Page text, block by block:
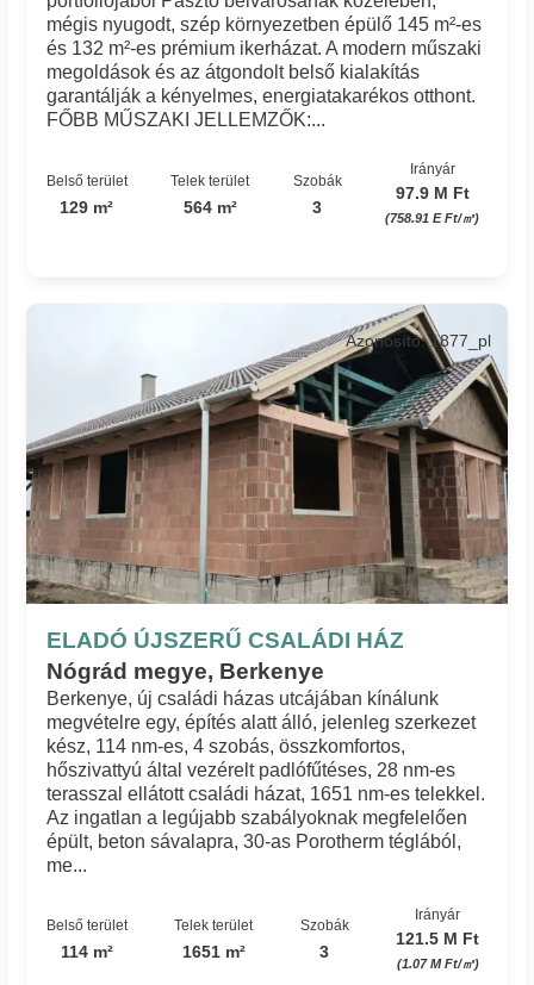
mégis nyugodt, szép környezetben épülő 145 m²-es
és 132 m²-es prémium ikerházat. A modern műszaki
megoldások és az átgondolt belső kialakítás
garantálják a kényelmes, energiatakarékos otthont.
FŐBB MŰSZAKI JELLEMZŐK:...
Belső terület
129 m²
Telek terület
564 m²
Szobák
3
Irányár
97.9 M Ft
(758.91 E Ft/㎡)
ELADÓ ÚJSZERŰ CSALÁDI HÁZ
Nógrád megye, Berkenye
Azonosító: 1877_pl
Berkenye, új családi házas utcájában kínálunk
megvételre egy, építés alatt álló, jelenleg szerkezet
kész, 114 nm-es, 4 szobás, összkomfortos,
hőszivattyú által vezérelt padlófűtéses, 28 nm-es
terasszal ellátott családi házat, 1651 nm-es telekkel.
Az ingatlan a legújabb szabályoknak megfelelően
épült, beton sávalapra, 30-as Porotherm téglából,
me...
Belső terület
114 m²
Telek terület
1651 m²
Szobák
3
Irányár
121.5 M Ft
(1.07 M Ft/㎡)